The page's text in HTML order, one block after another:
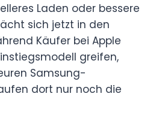
Laden oder bessere
sich jetzt in den
Käufer bei Apple
greifen,
Samsung-
dort nur noch die